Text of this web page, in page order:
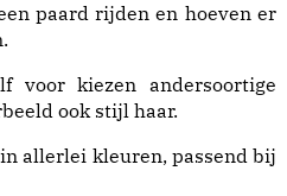
paard rijden en hoeven er
voor kiezen andersoortige
ook stijl haar.
allerlei kleuren, passend bij